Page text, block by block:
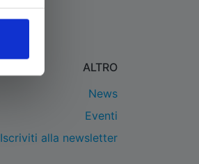
ALTRO
News
Eventi
Iscriviti alla newsletter